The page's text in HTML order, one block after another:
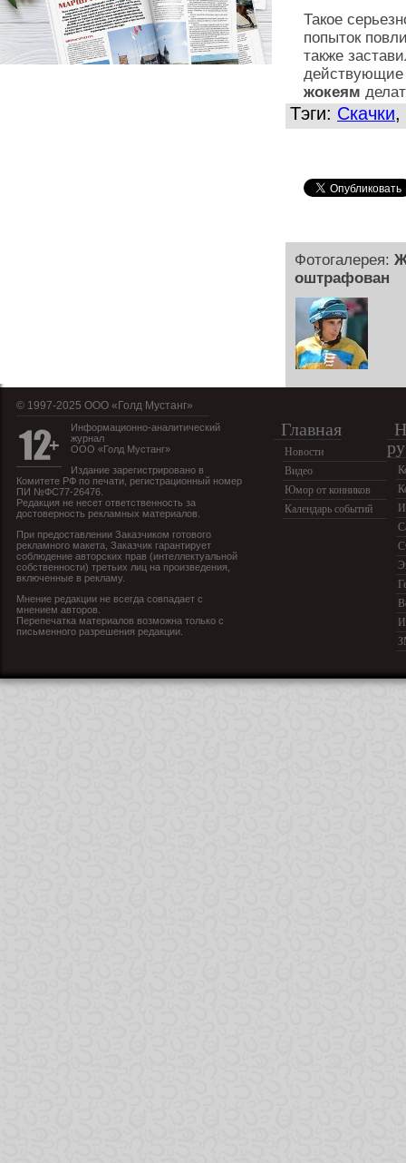
Такое
попыток
также
действующие
жокеям
Тэги: Скачки,
Фотогалерея:
оштрафован
© 1997-2025 OOO «Голд Мустанг»
Информационно-аналитический
журнал
ООО «Голд Мустанг»
Издание зарегистрировано в
Комитете РФ по печати, регистрационный номер
ПИ №ФС77-26476.
Редакция не несет ответственность за
достоверность рекламных материалов.
При предоставлении Заказчиком готового
рекламного макета, Заказчик гарантирует
соблюдение авторских прав (интеллектуальной
собственности) третьих лиц на произведения,
включенные в рекламу.
Мнение редакции не всегда совпадает с
мнением авторов.
Перепечатка материалов возможна только с
письменного разрешения редакции.
Главная
Новости
Видео
Юмор от конников
Календарь событий